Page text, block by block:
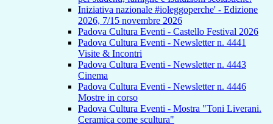
Iniziativa nazionale #ioleggoperche' - Edizione
2026, 7/15 novembre 2026
Padova Cultura Eventi - Castello Festival 2026
Padova Cultura Eventi - Newsletter n. 4441
Visite & Incontri
Padova Cultura Eventi - Newsletter n. 4443
Cinema
Padova Cultura Eventi - Newsletter n. 4446
Mostre in corso
Padova Cultura Eventi - Mostra "Toni Liverani.
Ceramica come scultura"